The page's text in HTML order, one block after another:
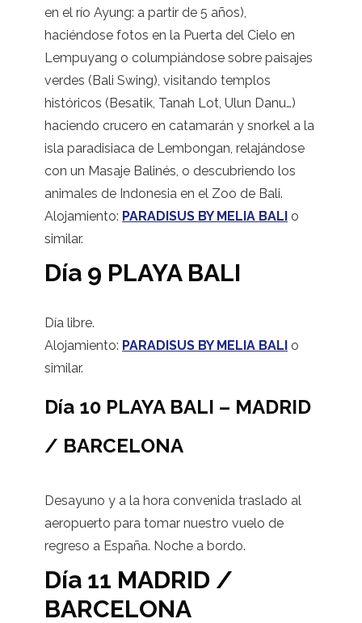
en el río Ayung: a partir de 5 años),
haciéndose fotos en la Puerta del Cielo en
Lempuyang o columpiándose sobre paisajes
verdes (Bali Swing), visitando templos
históricos (Besatik, Tanah Lot, Ulun Danu…)
haciendo crucero en catamarán y snorkel a la
isla paradisiaca de Lembongan, relajándose
con un Masaje Balinés, o descubriendo los
animales de Indonesia en el Zoo de Bali.
Alojamiento: PARADISUS BY MELIA BALI o
similar.
Día 9 PLAYA BALI
Día libre.
Alojamiento: PARADISUS BY MELIA BALI o
similar.
Día 10 PLAYA BALI – MADRID
/ BARCELONA
Desayuno y a la hora convenida traslado al
aeropuerto para tomar nuestro vuelo de
regreso a España. Noche a bordo.
Día 11 MADRID /
BARCELONA